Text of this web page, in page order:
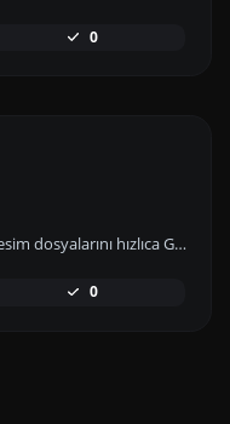
0
JPG'ten GIF'e dönüştürme aracı, JPG resim dosyalarını hızlıca GIF formatına çevirir ve animasyonlu görüntüler oluşturulmasını sağlar.
0